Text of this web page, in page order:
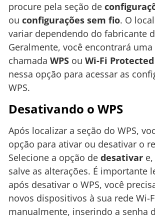
procure pela seção de
ou configurações sem fio. O
variar dependendo do fabricante
Geralmente, você encontrará uma
chamada WPS ou Wi-Fi
nessa opção para acessar as
WPS.
Desativando o WPS
Após localizar a seção do WPS,
opção para ativar ou desativar o
Selecione a opção de desativar
salve as alterações. É importante
após desativar o WPS, você
novos dispositivos à sua rede Wi-
manualmente, inserindo a senha